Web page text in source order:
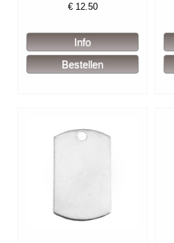
€ 12.50